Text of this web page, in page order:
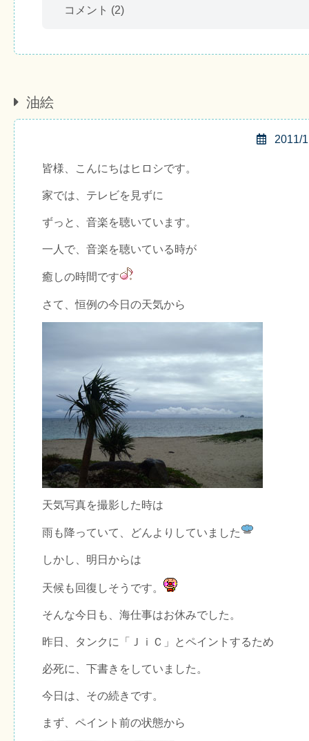
コメント (2)
油絵
2011/
皆様、こんにちはヒロシです。
家では、テレビを見ずに
ずっと、音楽を聴いています。
一人で、音楽を聴いている時が
癒しの時間です
さて、恒例の今日の天気から
天気写真を撮影した時は
雨も降っていて、どんよりしていました
しかし、明日からは
天候も回復しそうです。
そんな今日も、海仕事はお休みでした。
昨日、タンクに「ＪｉＣ」とペイントするため
必死に、下書きをしていました。
今日は、その続きです。
まず、ペイント前の状態から